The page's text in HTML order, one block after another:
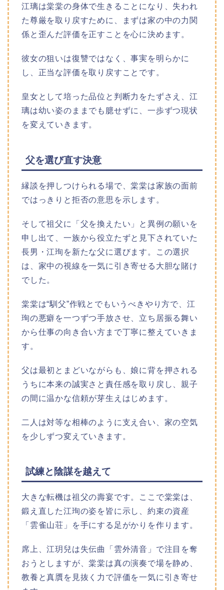
江璃は棠棠の身体で生きることになり、失われ
た尊厳を取り戻すために、まずは家の中の力関
係と歪んだ評価を正すことを心に決めます。
彼女の狙いは復讐ではなく、事実を明らかに
し、正当な評価を取り戻すことです。
皇女として培った品位と判断力をたずさえ、江
璃は幼い姿のままでも臆せずに、一歩ずつ現状
を変えていきます。
父を選び直す決意
縁談を押しつけられる場で、棠棠は家族の面前
ではっきりと拒否の意思を示します。
そして祖父に「父を換えたい」と異例の願いを
申し出て、一族から役立たずと見下されていた
長男・江珣を新たな父に選びます。この選択
は、家中の視線を一気に引き寄せる大胆な賭け
でした。
棠棠は“馴父”作戦とでもいうべきやり方で、江
珣の悪癖を一つずつ手放させ、立ち居振る舞い
から仕事の向き合い方まで丁寧に整えていきま
す。
父は最初とまどいながらも、娘に背を押される
うちに本来の誠実さと責任感を取り戻し、親子
の間に温かな信頼が芽生えはじめます。
二人は対等な相棒のように支え合い、家の空気
を少しずつ変えていきます。
試練と陰謀を越えて
大きな転機は祖父の壽宴です。ここで棠棠は、
鍛え直した江珣の姿を皆に示し、約束の資産
「雲雀山荘」を手にする足がかりを作ります。
席上、江玥兒は失伝曲「雲外清音」で注目を奪
おうとしますが、棠棠は真の演奏で場を静め、
教養と真贋を見抜く力で評価を一気に引き寄せ